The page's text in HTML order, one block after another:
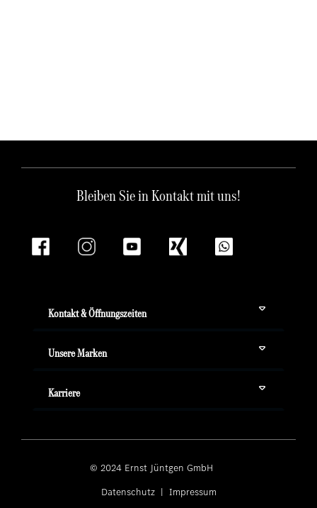
Bleiben Sie in Kontakt mit uns!
Kontakt & Öffnungszeiten
Unsere Marken
Karriere
© 2024 Ernst Jüntgen GmbH ­
Datenschutz | Impressum